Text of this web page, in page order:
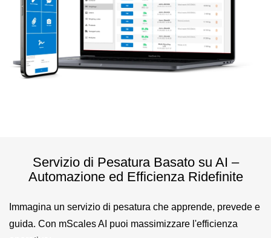
Servizio di Pesatura Basato su AI –
Automazione ed Efficienza Ridefinite
Immagina un servizio di pesatura che apprende, prevede e
guida. Con mScales AI puoi massimizzare l'efficienza